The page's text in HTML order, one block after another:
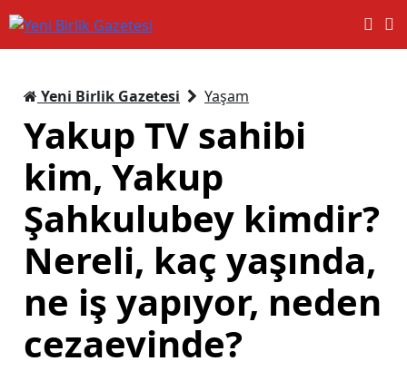
Yeni Birlik Gazetesi Yaşam
Yakup TV sahibi
kim, Yakup
Şahkulubey kimdir?
Nereli, kaç yaşında,
ne iş yapıyor, neden
cezaevinde?